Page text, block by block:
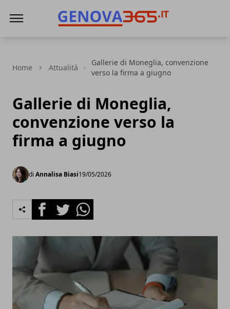
Home Attualità
Gallerie di Moneglia, convenzione
verso la firma a giugno
Gallerie di Moneglia,
convenzione verso la
firma a giugno
di Annalisa Biasi19/05/2026
FacebookTwitterWhatsapp